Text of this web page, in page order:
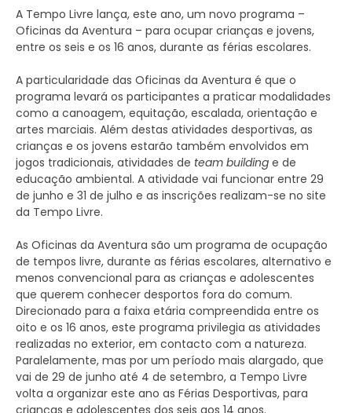
A Tempo Livre lança, este ano, um novo programa –
Oficinas da Aventura – para ocupar crianças e jovens,
entre os seis e os 16 anos, durante as férias escolares.
A particularidade das Oficinas da Aventura é que o
programa levará os participantes a praticar modalidades
como a canoagem, equitação, escalada, orientação e
artes marciais. Além destas atividades desportivas, as
crianças e os jovens estarão também envolvidos em
jogos tradicionais, atividades de team building e de
educação ambiental. A atividade vai funcionar entre 29
de junho e 31 de julho e as inscrições realizam-se no site
da Tempo Livre.
As Oficinas da Aventura são um programa de ocupação
de tempos livre, durante as férias escolares, alternativo e
menos convencional para as crianças e adolescentes
que querem conhecer desportos fora do comum.
Direcionado para a faixa etária compreendida entre os
oito e os 16 anos, este programa privilegia as atividades
realizadas no exterior, em contacto com a natureza.
Paralelamente, mas por um período mais alargado, que
vai de 29 de junho até 4 de setembro, a Tempo Livre
volta a organizar este ano as Férias Desportivas, para